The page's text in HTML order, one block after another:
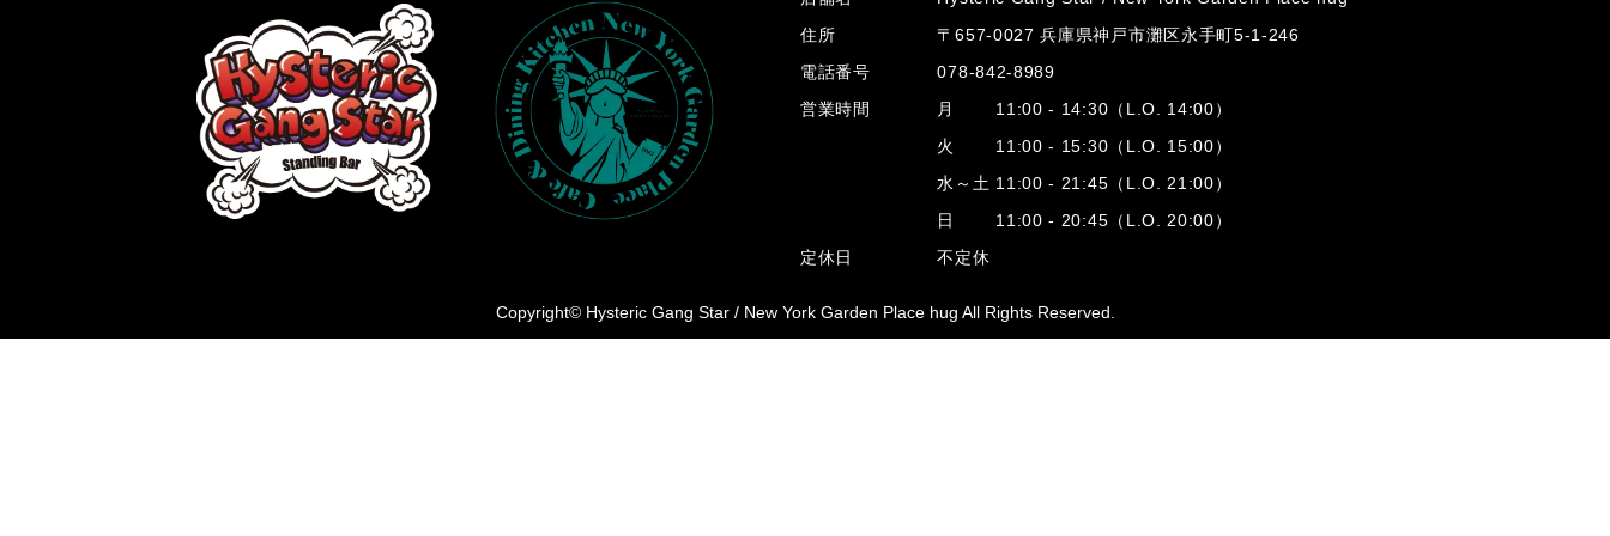
住所
〒657-0027 兵庫県神戸市灘区永手町5-1-246
電話番号
078-842-8989
営業時間
月 11:00 - 14:30（L.O. 14:00）
火 11:00 - 15:30（L.O. 15:00）
水～土 11:00 - 21:45（L.O. 21:00）
日 11:00 - 20:45（L.O. 20:00）
定休日
不定休
Copyright© Hysteric Gang Star / New York Garden Place hug All Rights Reserved.